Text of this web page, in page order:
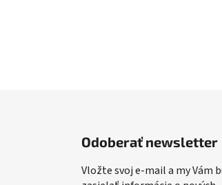
Odoberať newsletter
Vložte svoj e-mail a my Vám